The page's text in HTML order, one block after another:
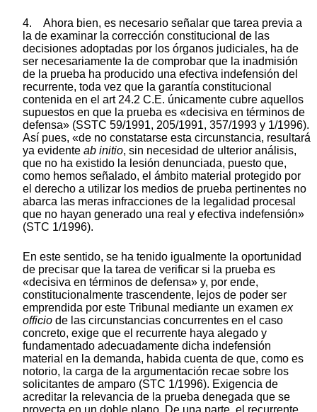
4. Ahora bien, es necesario señalar que tarea previa a
la de examinar la corrección constitucional de las
decisiones adoptadas por los órganos judiciales, ha de
ser necesariamente la de comprobar que la inadmisión
de la prueba ha producido una efectiva indefensión del
recurrente, toda vez que la garantía constitucional
contenida en el art 24.2 C.E. únicamente cubre aquellos
supuestos en que la prueba es «decisiva en términos de
defensa» (SSTC 59/1991, 205/1991, 357/1993 y 1/1996).
Así pues, «de no constatarse esta circunstancia, resultará
ya evidente ab initio, sin necesidad de ulterior análisis,
que no ha existido la lesión denunciada, puesto que,
como hemos señalado, el ámbito material protegido por
el derecho a utilizar los medios de prueba pertinentes no
abarca las meras infracciones de la legalidad procesal
que no hayan generado una real y efectiva indefensión»
(STC 1/1996).
En este sentido, se ha tenido igualmente la oportunidad
de precisar que la tarea de verificar si la prueba es
«decisiva en términos de defensa» y, por ende,
constitucionalmente trascendente, lejos de poder ser
emprendida por este Tribunal mediante un examen ex
officio de las circunstancias concurrentes en el caso
concreto, exige que el recurrente haya alegado y
fundamentado adecuadamente dicha indefensión
material en la demanda, habida cuenta de que, como es
notorio, la carga de la argumentación recae sobre los
solicitantes de amparo (STC 1/1996). Exigencia de
acreditar la relevancia de la prueba denegada que se
proyecta en un doble plano. De una parte, el recurrente